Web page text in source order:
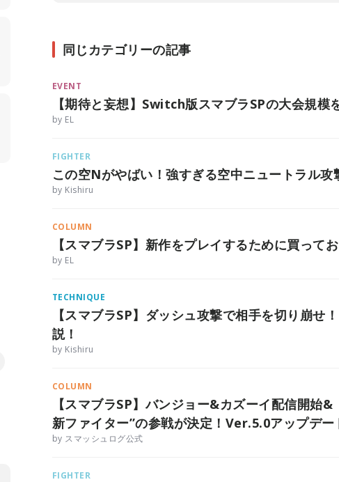
同じカテゴリーの記事
EVENT
【期待と妄想】Switch版スマブラSPの大会規模
by EL
FIGHTER
この空Nがやばい！強すぎる空中ニュートラル攻
by Kishiru
COLUMN
【スマブラSP】新作をプレイするために買って
by EL
TECHNIQUE
【スマブラSP】ダッシュ攻撃で相手を切り崩せ
説！
by Kishiru
COLUMN
【スマブラSP】バンジョー&カズーイ配信開始
新ファイター”の参戦が決定！Ver.5.0アップデー
by スマッシュログ公式
FIGHTER